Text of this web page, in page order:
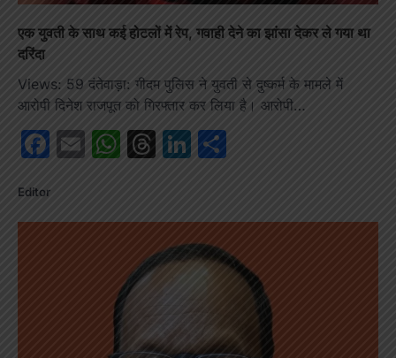
एक युवती के साथ कई होटलों में रेप, गवाही देने का झांसा देकर ले गया था
दरिंदा
Views: 59 दंतेवाड़ा: गीदम पुलिस ने युवती से दुष्कर्म के मामले में
आरोपी दिनेश राजपूत को गिरफ्तार कर लिया है। आरोपी…
Facebook
EmailWhatsApp
Threads
LinkedIn
Editor